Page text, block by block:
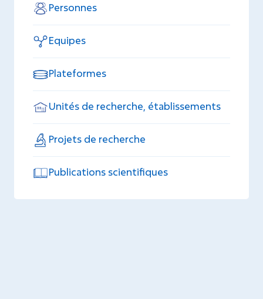
Personnes
Equipes
Plateformes
Unités de recherche, établissements
Projets de recherche
Publications scientifiques